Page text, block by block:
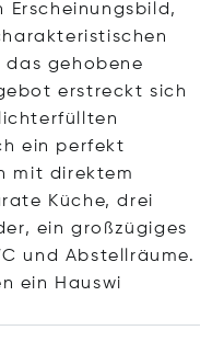
Erscheinungsbild,
das gehobene
erstreckt sich
ein perfekt
mit direktem
Küche, drei
ein großzügiges
und Abstellräume.
ein H auswi